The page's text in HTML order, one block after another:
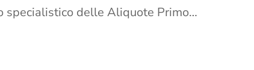
specialistico delle Aliquote Primo…